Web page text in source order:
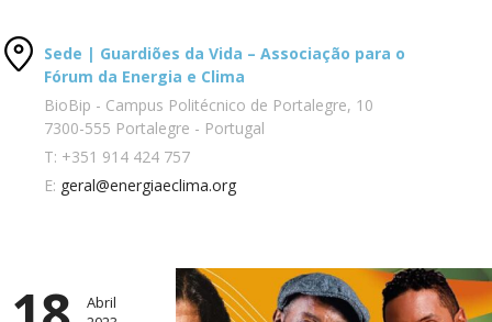
Sede | Guardiões da Vida – Associação para o
Fórum da Energia e Clima
BioBip - Campus Politécnico de Portalegre, 10
7300-555 Portalegre - Portugal
T: +351 914 424 757
E: geral@energiaeclima.org
Abril